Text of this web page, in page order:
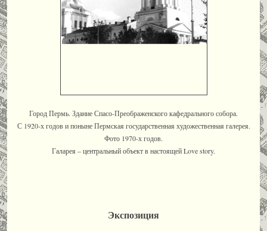
Город Пермь. Здание Спасо-Преображенского кафедрального собора.
С 1920-х годов и поныне Пермская государственная художественная галерея.
Фото 1970-х годов.
Галарея – центральный объект в настоящей Love story.
Экспозиция